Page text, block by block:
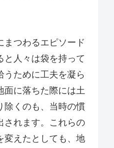
まつわるエピソード
と人々は袋を持って
うために工夫を凝ら
面に落ちた際には土
除くのも、当時の慣
されます。これらの
変えたとしても、地